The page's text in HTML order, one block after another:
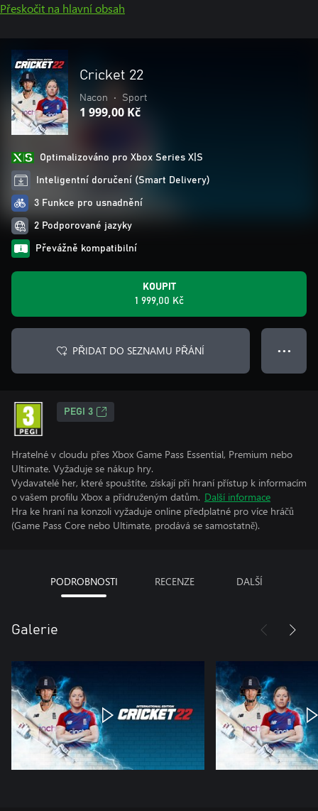
Přeskočit na hlavní obsah
Cricket 22
Nacon • Sport
1 999,00 Kč
Optimalizováno pro Xbox Series X|S
Inteligentní doručení (Smart Delivery)
3 Funkce pro usnadnění
2 Podporované jazyky
Převážně kompatibilní
KOUPIT
1 999,00 Kč
PŘIDAT DO SEZNAMU PŘÁNÍ ● ● ●
PEGI 3
Hratelné v cloudu přes Xbox Game Pass Essential, Premium nebo
Ultimate. Vyžaduje se nákup hry.
Vydavatelé her, které spouštíte, získají při hraní přístup k informacím
o vašem profilu Xbox a přidruženým datům. Další informace
Hra ke hraní na konzoli vyžaduje online předplatné pro více hráčů
(Game Pass Core nebo Ultimate, prodává se samostatně).
PODROBNOSTI RECENZE DALŠÍ
Galerie